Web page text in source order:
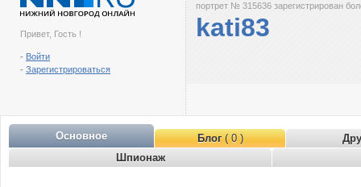
Привет, Гость !
- Войти
- Зарегистрироваться
портрет № 315636 зарегистрирован
kati83
Основное Блог( 0 )
Шпионаж